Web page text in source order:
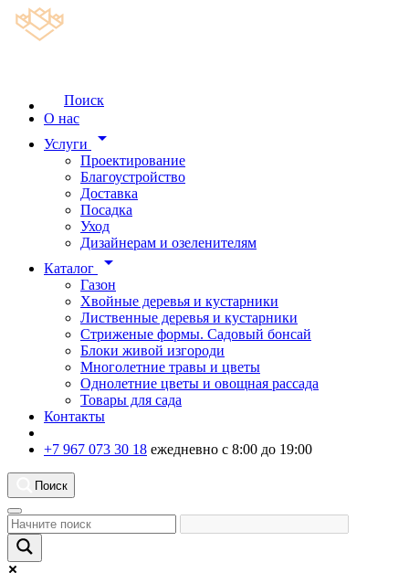
Поиск
О нас
Услуги
arrow_drop_down
Проектирование
Благоустройство
Доставка
Посадка
Уход
Дизайнерам и озеленителям
Каталог
arrow_drop_down
Газон
Хвойные деревья и кустарники
Лиственные деревья и кустарники
Стриженые формы. Садовый бонсай
Блоки живой изгороди
Многолетние травы и цветы
Однолетние цветы и овощная рассада
Товары для сада
Контакты
+7 967 073 30 18 ежедневно с 8:00 до 19:00
Поиск